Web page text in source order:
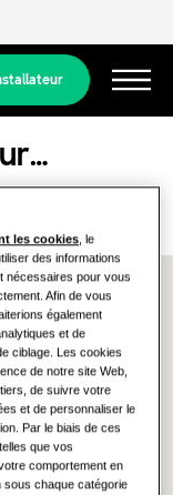
et
TERTIAIRES
Trouvez un installateur près de chez vous
les cookies, le
des informations
nécessaires pour vous
Afin de vous
également
et de
ciblage. Les cookies
de notre site Web,
de suivre votre
et de personnaliser le
Par le biais de ces
que vos
comportement en
sous chaque catégorie